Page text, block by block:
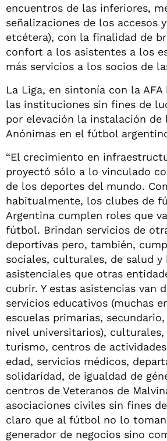
encuentros de las inferiores,
señalizaciones de los accesos
etcétera), con la finalidad de
confort a los asistentes a los
más servicios a los socios de
La Liga, en sintonía con la
las instituciones sin fines de
por elevación la instalación de
Anónimas en el fútbol
“El crecimiento en
proyectó sólo a lo vinculado
de los deportes del mundo.
habitualmente, los clubes de
Argentina cumplen roles que
fútbol. Brindan servicios de
deportivas pero, también,
sociales, culturales, de salud y
asistenciales que otras
cubrir. Y estas asistencias van
servicios educativos (muchas
escuelas primarias,
nivel universitarios),
turismo, centros de
edad, servicios médicos,
solidaridad, de igualdad de
centros de Veteranos de
asociaciones civiles sin fines
claro que al fútbol no lo
generador de negocios sino